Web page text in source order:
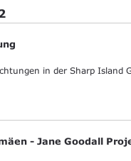
in der Sharp Island
- Jane Goodall